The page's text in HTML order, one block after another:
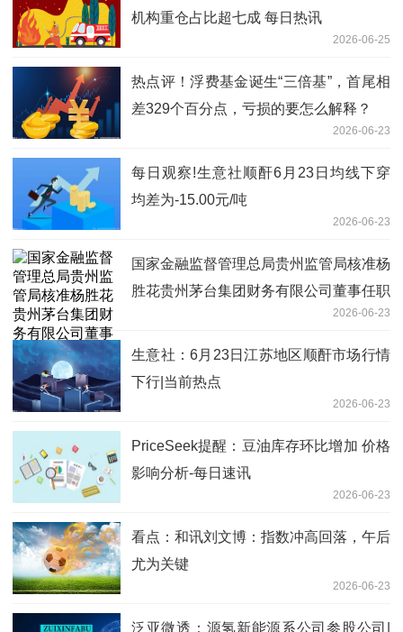
机构重仓占比超七成 每日热讯
2026-06-25
热点评！浮费基金诞生“三倍基”，首尾相
差329个百分点，亏损的要怎么解释？
2026-06-23
每日观察!生意社顺酐6月23日均线下穿
均差为-15.00元/吨
2026-06-23
国家金融监督管理总局贵州监管局核准杨
胜花贵州茅台集团财务有限公司董事任职
2026-06-23
生意社：6月23日江苏地区顺酐市场行情
下行|当前热点
2026-06-23
PriceSeek提醒：豆油库存环比增加 价格
影响分析-每日速讯
2026-06-23
看点：和讯刘文博：指数冲高回落，午后
尤为关键
2026-06-23
泛亚微透：源氢新能源系公司参股公司|